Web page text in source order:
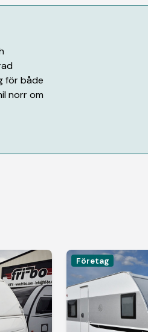
för både
norr om
Företag